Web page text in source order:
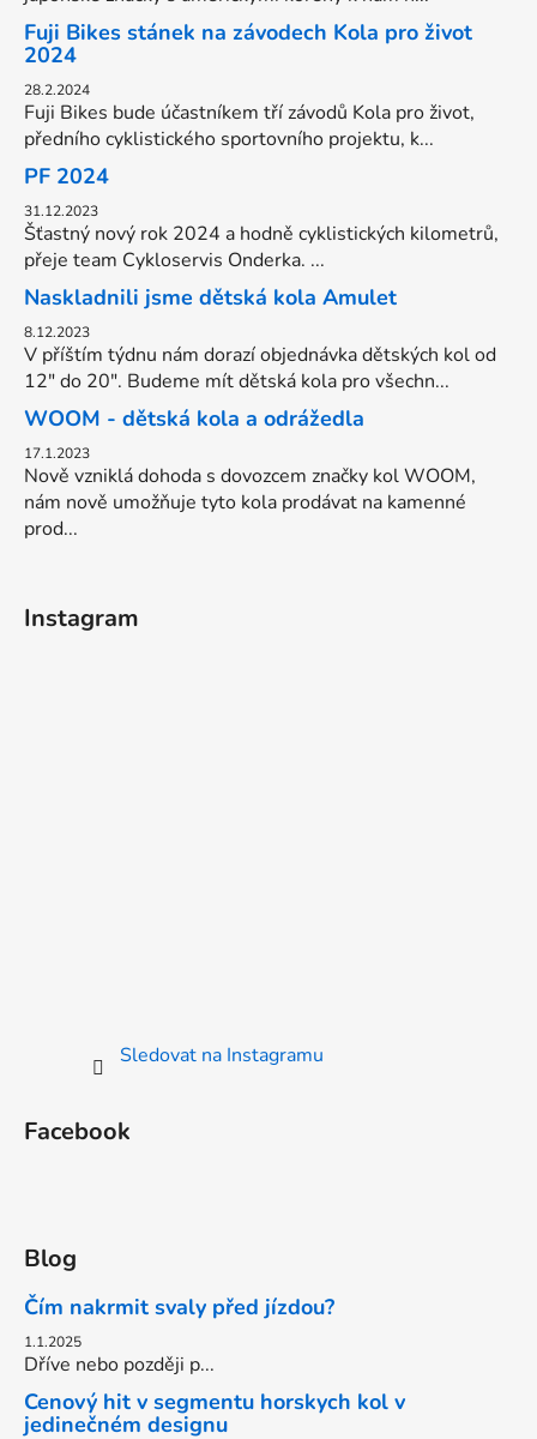
Fuji Bikes stánek na závodech Kola pro život
2024
28.2.2024
Fuji Bikes bude účastníkem tří závodů Kola pro život,
předního cyklistického sportovního projektu, k...
PF 2024
31.12.2023
Šťastný nový rok 2024 a hodně cyklistických kilometrů,
přeje team Cykloservis Onderka. ...
Naskladnili jsme dětská kola Amulet
8.12.2023
V příštím týdnu nám dorazí objednávka dětských kol od
12" do 20". Budeme mít dětská kola pro všechn...
WOOM - dětská kola a odrážedla
17.1.2023
Nově vzniklá dohoda s dovozcem značky kol WOOM,
nám nově umožňuje tyto kola prodávat na kamenné
prod...
Instagram
Sledovat na Instagramu
Facebook
Blog
Čím nakrmit svaly před jízdou?
1.1.2025
Dříve nebo později p...
Cenový hit v segmentu horskych kol v
jedinečném designu